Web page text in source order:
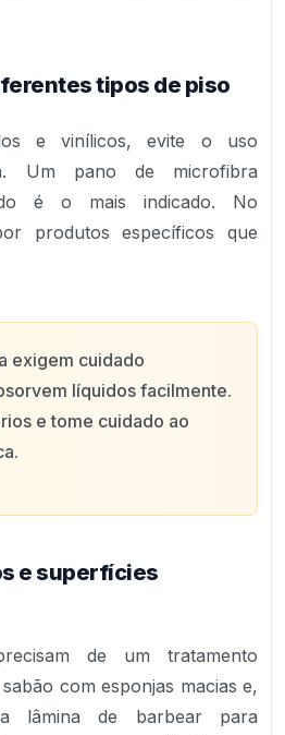
tipos de piso
e vinílicos, evite o uso
Um pano de microfibra
é o mais indicado. No
produtos específicos que
exigem cuidado
líquidos facilmente.
e tome cuidado ao
e superfícies
de um tratamento
com esponjas macias e,
lâmina de barbear para